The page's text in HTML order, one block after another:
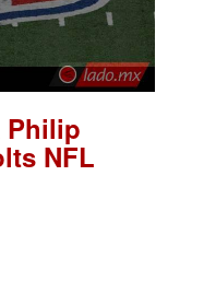
Philip
NFL